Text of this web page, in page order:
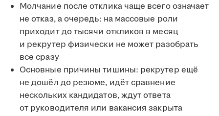
Молчание после отклика чаще всего означает
не отказ, а очередь: на массовые роли
приходит до тысячи откликов в месяц
и рекрутер физически не может разобрать
все сразу
Основные причины тишины: рекрутер ещё
не дошёл до резюме, идёт сравнение
нескольких кандидатов, ждут ответа
от руководителя или вакансия закрыта